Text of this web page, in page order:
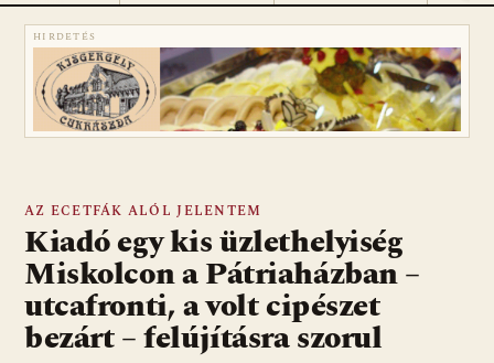
HIRDETÉS
AZ ECETFÁK ALÓL JELENTEM
Kiadó egy kis üzlethelyiség
Miskolcon a Pátriaházban –
utcafronti, a volt cipészet
bezárt – felújításra szorul